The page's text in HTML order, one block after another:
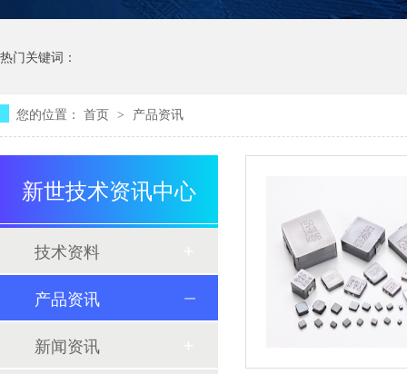
热门关键词：
您的位置： 首页 > 产品资讯
新世技术资讯中心
技术资料
产品资讯
新闻资讯